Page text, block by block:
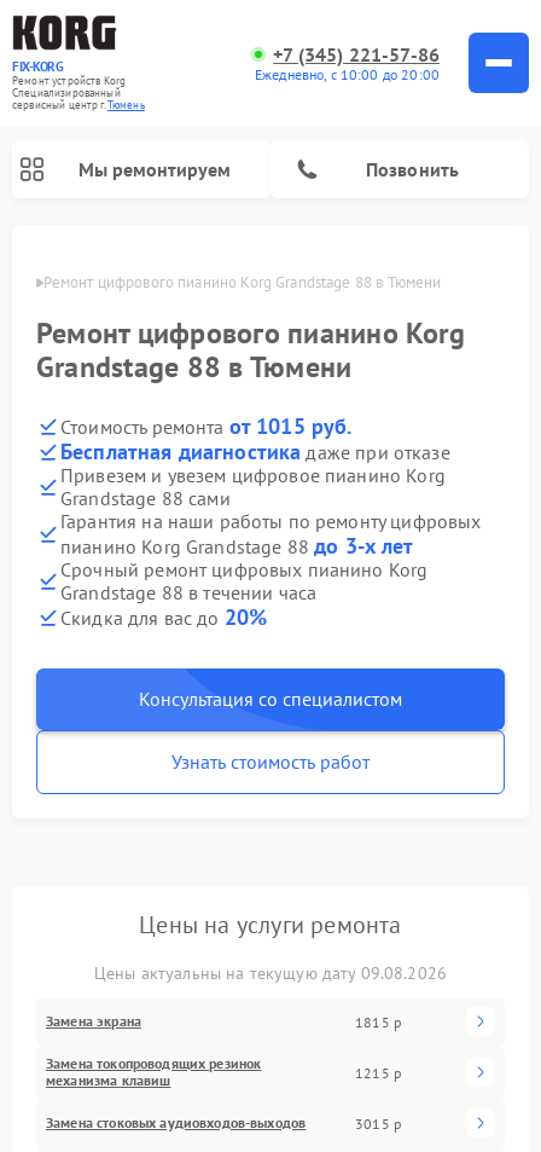
FIX-KORG
Ремонт устройств Korg
Специализированный
cервисный центр г.Тюмень
+7 (345) 221-57-86
Ежедневно, с 10:00 до 20:00
Мы ремонтируем Позвонить
Ремонт цифрового пианино Korg Grandstage 88 в Тюмени
Ремонт цифрового пианино Korg
Grandstage 88 в Тюмени
Стоимость ремонта от 1015 руб.
Бесплатная диагностика даже при отказе
Привезем и увезем цифровое пианино Korg
Grandstage 88 сами
Гарантия на наши работы по ремонту цифровых
пианино Korg Grandstage 88до 3-х лет
Срочный ремонт цифровых пианино Korg
Grandstage 88 в течении часа
Скидка для вас до 20%
Консультация со специалистом
Узнать стоимость работ
Цены на услуги ремонта
Цены актуальны на текущую дату 09.08.2026
Замена экрана 1815 р
Замена токопроводящих резинок
механизма клавиш
1215 р
Замена стоковых аудиовходов-выходов 3015 р